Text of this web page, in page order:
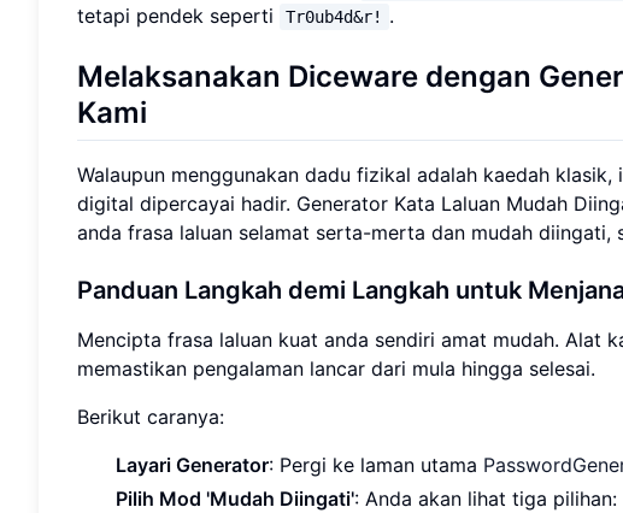
tetapi pendek seperti
Tr0ub4d&r! .
Melaksanakan Diceware dengan
Kami
Walaupun menggunakan dadu fizikal adalah kaedah
digital dipercayai hadir. Generator Kata Laluan Mudah
anda frasa laluan selamat serta-merta dan mudah diingati,
Panduan Langkah demi Langkah untuk
Mencipta frasa laluan kuat anda sendiri amat mudah. Alat
memastikan pengalaman lancar dari mula hingga selesai.
Berikut caranya:
Layari Generator: Pergi ke laman utama
Pilih Mod 'Mudah Diingati': Anda akan lihat tiga